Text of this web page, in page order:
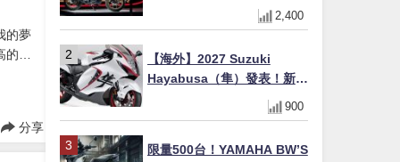
的夢
車
分享
展亮相，70 週年紀念版
YZF-R 系列限量追加販售
2,400
【海外】2027 Suzuki
Hayabusa（隼）發表！新增
Special Edition 特仕版，全
新珍珠白塗裝與專屬配備登
900
限量500台！YAMAHA BW’S